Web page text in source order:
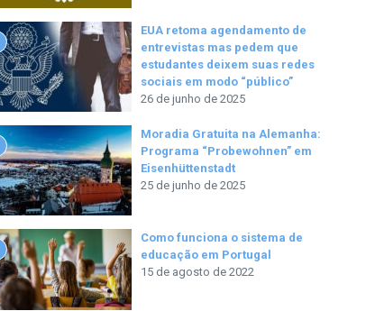
EUA retoma agendamento de
entrevistas mas pedem que
estudantes deixem suas redes
sociais em modo “público”
26 de junho de 2025
Moradia Gratuita na Alemanha:
Programa “Probewohnen” em
Eisenhüttenstadt
25 de junho de 2025
Como funciona o sistema de
educação em Portugal
15 de agosto de 2022